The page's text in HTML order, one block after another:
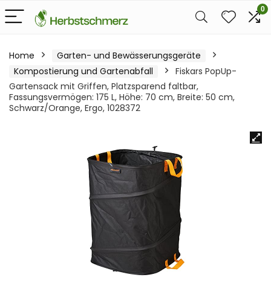
0
Home
Garten- und Bewässerungsgeräte
Kompostierung und Gartenabfall
Fiskars PopUp-
Gartensack mit Griffen, Platzsparend faltbar,
Fassungsvermögen: 175 L, Höhe: 70 cm, Breite: 50 cm,
Schwarz/Orange, Ergo, 1028372